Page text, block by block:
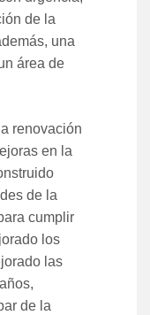
de la
una
área de
renovación
en la
de la
cumplir
los
las
de la